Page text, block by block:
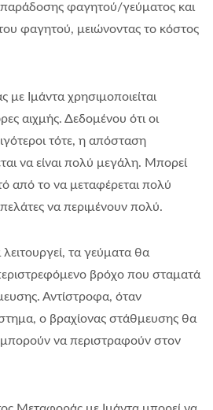
φαγητού/γεύματος και
φαγητού, μειώνοντας το κόστος
Ιμάντα χρησιμοποιείται
αιχμής. Δεδομένου ότι οι
τότε, η απόσταση
να είναι πολύ μεγάλη. Μπορεί
από το να μεταφέρεται πολύ
να περιμένουν πολύ.
τα γεύματα θα
βρόχο που σταματά
Αντίστροφα, όταν
ο βραχίονας στάθμευσης θα
μπορούν να περιστραφούν στον